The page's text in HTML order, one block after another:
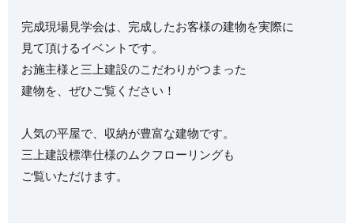
完成現場見学会は、完成したお客様の建物を実際に
見て頂けるイベントです。
お施主様と三上建設のこだわりがつまった
建物を、ぜひご覧ください！
人気の平屋で、収納が豊富な建物です。
三上建設標準仕様のムクフローリングも
ご覧いただけます。